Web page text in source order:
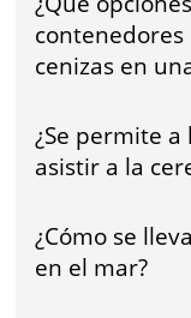
cenizas en
¿Se permite
asistir a la
¿Cómo se
en el mar?